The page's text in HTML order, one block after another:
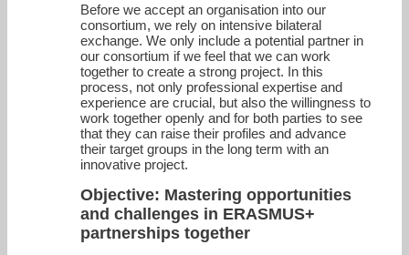
Before we accept an organisation into our
consortium, we rely on intensive bilateral
exchange. We only include a potential partner in
our consortium if we feel that we can work
together to create a strong project. In this
process, not only professional expertise and
experience are crucial, but also the willingness to
work together openly and for both parties to see
that they can raise their profiles and advance
their target groups in the long term with an
innovative project.
Objective: Mastering opportunities
and challenges in ERASMUS+
partnerships together